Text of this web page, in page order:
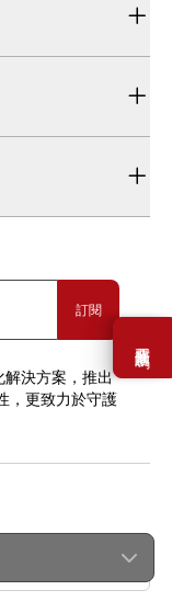
需要幫助嗎？
訂閱
解決方案，推出
，更致力於守護